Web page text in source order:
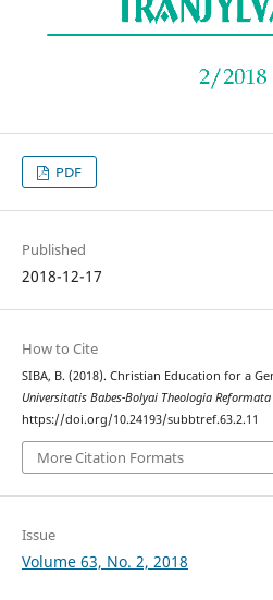
PDF
Published
2018-12-17
How to Cite
SIBA, B. (2018). Christian Education for a
Universitatis Babes-Bolyai Theologia
https://doi.org/10.24193/subbtref.63.2.11
More Citation Formats
Issue
Volume 63, No. 2, 2018